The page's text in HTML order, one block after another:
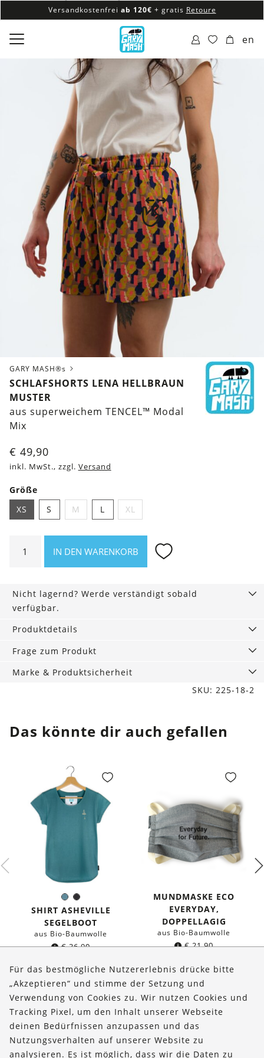
Versandkostenfrei ab 120€ + gratis Retoure
100% veganes & fair produziertes Sortiment
Versandkostenfrei ab 120€
en
GARY MASH®s
SCHLAFSHORTS LENA HELLBRAUN
MUSTER
aus superweichem TENCEL™ Modal
Mix
€ 49,90
inkl. MwSt., zzgl. Versand
Größe
XS
S M L XL
Lena
hellbraun
Menge
IN DEN WARENKORB
Nicht lagernd? Werde verständigt sobald
verfügbar.
Produktdetails
Frage zum Produkt
Marke & Produktsicherheit
SKU: 225-18-2
Das könnte dir auch gefallen
SeeblauSchwarz
Farbe:
SHIRT ASHEVILLE
SEGELBOOT
aus Bio-Baumwolle
€36,90
MUNDMASKE ECO
EVERYDAY,
DOPPELLAGIG
aus Bio-Baumwolle
€21,90
Über uns
Bestellungen
Kontakt & Hilfe
Für das bestmögliche Nutzererlebnis drücke bitte
„Akzeptieren“ und stimme der Setzung und
Verwendung von Cookies zu. Wir nutzen Cookies und
Tracking Pixel, um den Inhalt unserer Webseite
deinen Bedürfnissen anzupassen und das
Nutzungsverhalten auf unserer Website zu
analysieren. Es ist möglich, dass wir die Daten zu